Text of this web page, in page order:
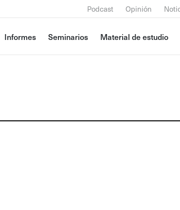
Podcast Opinión
Informes Seminarios Material de estudio